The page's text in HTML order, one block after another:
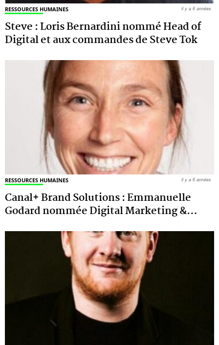
RESSOURCES HUMAINES
Steve : Loris Bernardini nommé Head of
Digital et aux commandes de Steve Tok
il y a 6 années
RESSOURCES HUMAINES
Canal+ Brand Solutions : Emmanuelle
Godard nommée Digital Marketing &…
il y a 6 années